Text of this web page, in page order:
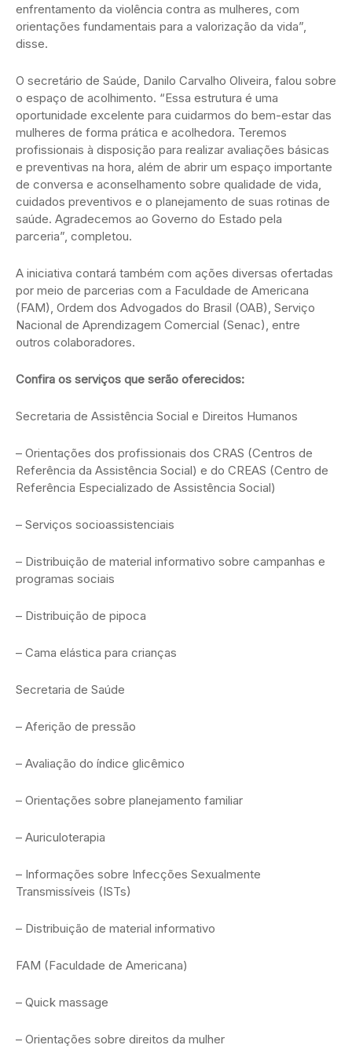
enfrentamento da violência contra as mulheres, com
orientações fundamentais para a valorização da vida”,
disse.
O secretário de Saúde, Danilo Carvalho Oliveira, falou sobre
o espaço de acolhimento. “Essa estrutura é uma
oportunidade excelente para cuidarmos do bem-estar das
mulheres de forma prática e acolhedora. Teremos
profissionais à disposição para realizar avaliações básicas
e preventivas na hora, além de abrir um espaço importante
de conversa e aconselhamento sobre qualidade de vida,
cuidados preventivos e o planejamento de suas rotinas de
saúde. Agradecemos ao Governo do Estado pela
parceria”, completou.
A iniciativa contará também com ações diversas ofertadas
por meio de parcerias com a Faculdade de Americana
(FAM), Ordem dos Advogados do Brasil (OAB), Serviço
Nacional de Aprendizagem Comercial (Senac), entre
outros colaboradores.
Confira os serviços que serão oferecidos:
Secretaria de Assistência Social e Direitos Humanos
– Orientações dos profissionais dos CRAS (Centros de
Referência da Assistência Social) e do CREAS (Centro de
Referência Especializado de Assistência Social)
– Serviços socioassistenciais
– Distribuição de material informativo sobre campanhas e
programas sociais
– Distribuição de pipoca
– Cama elástica para crianças
Secretaria de Saúde
– Aferição de pressão
– Avaliação do índice glicêmico
– Orientações sobre planejamento familiar
– Auriculoterapia
– Informações sobre Infecções Sexualmente
Transmissíveis (ISTs)
– Distribuição de material informativo
FAM (Faculdade de Americana)
– Quick massage
– Orientações sobre direitos da mulher